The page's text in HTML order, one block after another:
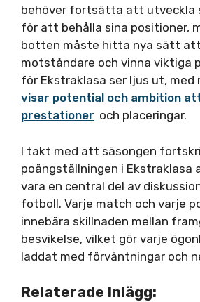
behöver fortsätta att utveckla
för att behålla sina positioner,
botten måste hitta nya sätt att
motståndare och vinna viktiga
för Ekstraklasa ser ljus ut, med
visar potential och ambition
prestationer och placeringar.
I takt med att säsongen
poängställningen i
vara en central del av
fotboll. Varje match och varje
innebära skillnaden mellan
besvikelse, vilket gör varje
laddat med förväntningar och
Relaterade Inlägg: